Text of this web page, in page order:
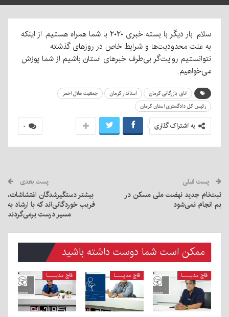
سلام. بار دیگر با بسته خبری ۲۰۲۰ با شما همراه هستیم. از اینکه
به علت محدودیت‌ها و شرایط خاص در روزهای گذشته
نتوانستیم روایت‌گر بی‌طرف خبرهای استان باشیم از شما پوزش
می‌خواهیم.
اتاق بازرگانی کرمان استاندار کرمان
جمعیت هلال احمر
رئیس کل دادگستری استان کرمان
۰ به اشتراک گذاری
پست قبلی
ثبت‌نام جدید نهضت ملی مسکن در
بم انجام نمی‌شود
پست بعدی
بیشتر دستگیرشدگان اغتشاشات،
فریب خوردگانی‌اند که با ارشاد به
مسیر درست برمی‌گردند
ممکن است شما دوست داشته باشید
قاچ مدیــــا قاچ مدیــــا قاچ مدیــــا